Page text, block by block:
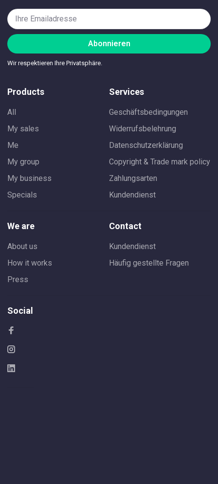
Abonnieren
Wir respektieren Ihre Privatsphäre.
Products
All
My sales
Me
My group
My business
Specials
Services
Geschäftsbedingungen
Widerrufsbelehrung
Datenschutzerklärung
Copyright & Trade mark policy
Zahlungsarten
Kundendienst
We are
About us
How it works
Press
Contact
Kundendienst
Häufig gestellte Fragen
Social